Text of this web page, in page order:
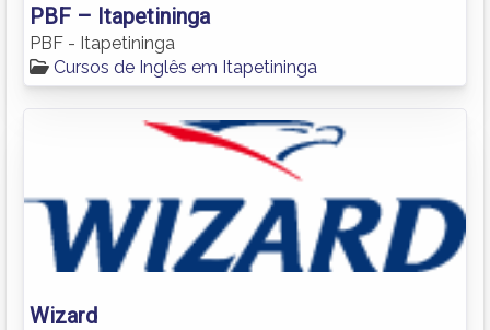
PBF – Itapetininga
PBF - Itapetininga
Cursos de Inglês em Itapetininga
Wizard